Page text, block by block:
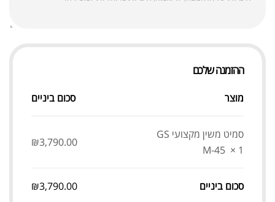
ההזמנה שלכם
מוצר סכום ביניים
סמיט משין מקצועי GS
M-45 × 1
₪3,790.00
סכום ביניים ₪3,790.00